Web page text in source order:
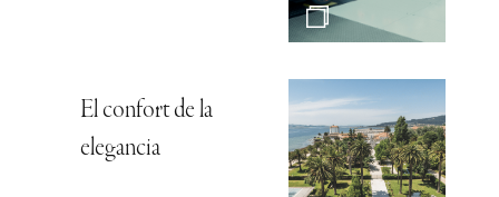
El confort de la
elegancia